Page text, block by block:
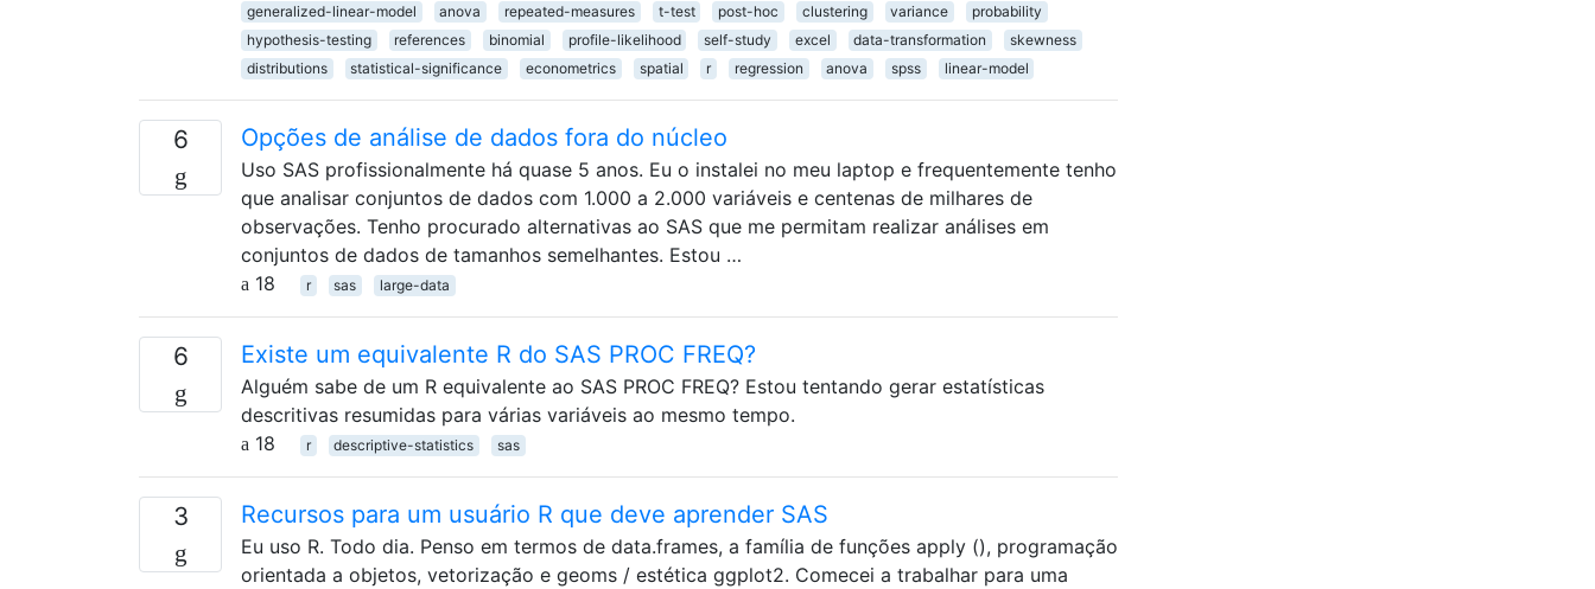
generalized-linear-model
anova repeated-measures t-test post-hoc clustering variance
probability
hypothesis-testing
references binomial profile-likelihood self-study excel data-transformation
skewness
distributions
statistical-significance econometrics spatial r regression anova spss linear-model
6 Opções de análise de dados fora do núcleo
Uso SAS profissionalmente há quase 5 anos. Eu o instalei no meu laptop e frequentemente tenho
que analisar conjuntos de dados com 1.000 a 2.000 variáveis ​​e centenas de milhares de
observações. Tenho procurado alternativas ao SAS que me permitam realizar análises em
conjuntos de dados de tamanhos semelhantes. Estou …
18
r sas large-data
6 Existe um equivalente R do SAS PROC FREQ?
Alguém sabe de um R equivalente ao SAS PROC FREQ? Estou tentando gerar estatísticas
descritivas resumidas para várias variáveis ​​ao mesmo tempo.
18
r descriptive-statistics sas
3 Recursos para um usuário R que deve aprender SAS
Eu uso R. Todo dia. Penso em termos de data.frames, a família de funções apply (), programação
orientada a objetos, vetorização e geoms / estética ggplot2. Comecei a trabalhar para uma